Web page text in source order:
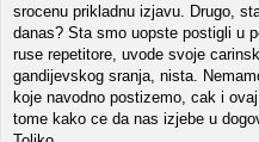
srocenu prikladnu izjavu. Drugo,
danas? Sta smo uopste postigli u
ruse repetitore, uvode svoje
gandijevskog sranja, nista.
koje navodno postizemo, cak i
tome kako ce da nas izjebe u